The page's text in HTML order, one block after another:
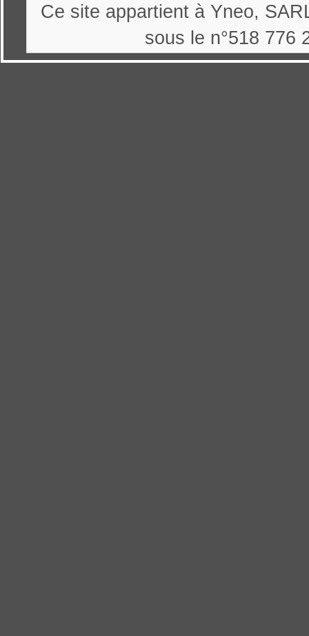
Ce site appartient à Yneo,
sous le n°518 776